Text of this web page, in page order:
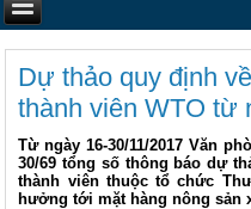
Dự thảo quy định
thành viên WTO từ
Từ ngày 16-30/11/2017 Văn
30/69 tổng số thông báo dự
thành viên thuộc tổ chức
hưởng tới mặt hàng nông sản